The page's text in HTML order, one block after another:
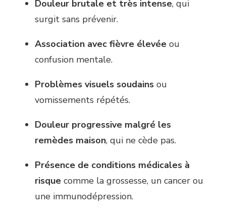
Douleur brutale et très intense, qui
surgit sans prévenir.
Association avec fièvre élevée ou
confusion mentale.
Problèmes visuels soudains ou
vomissements répétés.
Douleur progressive malgré les
remèdes maison, qui ne cède pas.
Présence de conditions médicales à
risque comme la grossesse, un cancer ou
une immunodépression.